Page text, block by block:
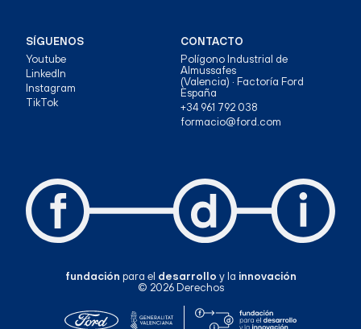
SÍGUENOS
Youtube
LinkedIn
Instagram
TikTok
CONTACTO
Polígono Industrial de
Almussafes
(Valencia) · Factoría Ford
España
+34 961 792 038
formacio@ford.com
fundación para el desarrollo y la innovación
© 2026 Derechos